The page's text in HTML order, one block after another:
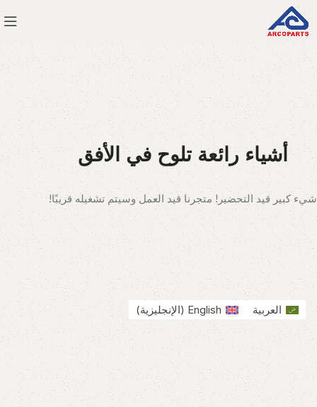
أشياء رائعة تلوح في الأفق
شيء كبير قيد التحضير! متجرنا قيد العمل وسيتم تشغيله قريبًا!
العربية English
(الإنجليزية)